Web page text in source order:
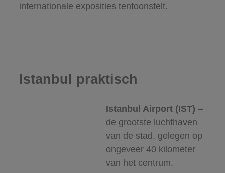
internationale exposities tentoonstelt.
Istanbul praktisch
Istanbul Airport (IST) –
de grootste luchthaven
van de stad, gelegen op
ongeveer 40 kilometer
van het centrum.